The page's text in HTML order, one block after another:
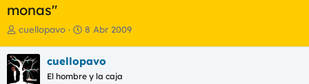
monas"
I
i
c
i
cuellopavo
F
h
a
8 Abr 2009
cuellopavo
El hombre y la caja